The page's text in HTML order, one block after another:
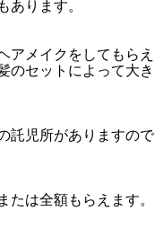
あります。
アメイクをしてもらえ
のセットによって大き
託児所がありますので
たは全額もらえます。